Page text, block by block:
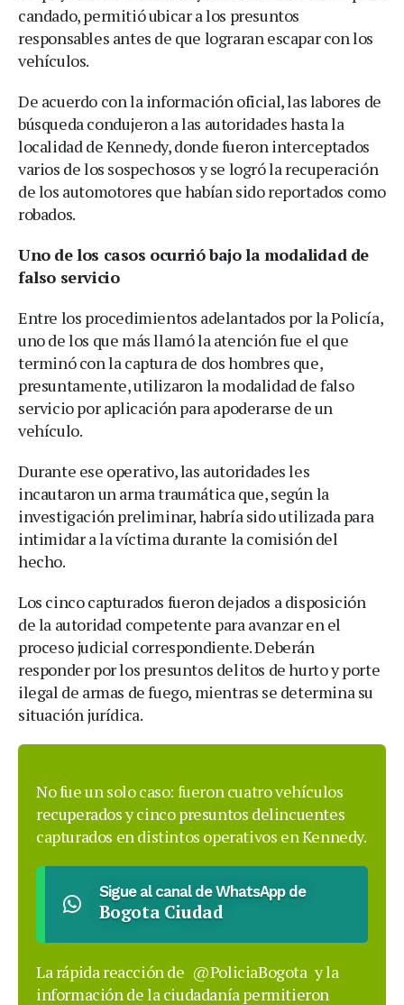
candado, permitió ubicar a los presuntos
responsables antes de que lograran escapar con los
vehículos.
De acuerdo con la información oficial, las labores de
búsqueda condujeron a las autoridades hasta la
localidad de Kennedy, donde fueron interceptados
varios de los sospechosos y se logró la recuperación
de los automotores que habían sido reportados como
robados.
Uno de los casos ocurrió bajo la modalidad de
falso servicio
Entre los procedimientos adelantados por la Policía,
uno de los que más llamó la atención fue el que
terminó con la captura de dos hombres que,
presuntamente, utilizaron la modalidad de falso
servicio por aplicación para apoderarse de un
vehículo.
Durante ese operativo, las autoridades les
incautaron un arma traumática que, según la
investigación preliminar, habría sido utilizada para
intimidar a la víctima durante la comisión del
hecho.
Los cinco capturados fueron dejados a disposición
de la autoridad competente para avanzar en el
proceso judicial correspondiente. Deberán
responder por los presuntos delitos de hurto y porte
ilegal de armas de fuego, mientras se determina su
situación jurídica.
No fue un solo caso: fueron cuatro vehículos
recuperados y cinco presuntos delincuentes
capturados en distintos operativos en Kennedy.
Sigue al canal de WhatsApp de
Bogota Ciudad
La rápida reacción de @PoliciaBogota y la
información de la ciudadanía permitieron